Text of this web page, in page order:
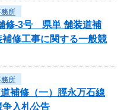
所
修-3号 県単 舗装道補
修工事に関する一般競
所
補修（一）脛永万石線
入札公告